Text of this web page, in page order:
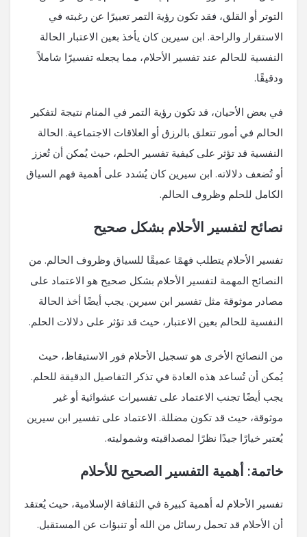
التوتر أو القلق، فقد تكون رؤية التمر تعبيرًا عن رغبته في
الاستقرار والراحة. ابن سيرين كان يأخذ بعين الاعتبار الحالة
النفسية للحالم عند تفسير الأحلام، مما يجعله تفسيرًا شاملاً
ودقيقًا.
في بعض الأحيان، قد تكون رؤية التمر في المنام نتيجة لتفكير
الحالم في أمور تتعلق بالرزق أو العلاقات الاجتماعية. الحالة
النفسية قد تؤثر على كيفية تفسير الحلم، حيث يُمكن أن تُعزز
أو تُضعف دلالاته. ابن سيرين كان يُشدد على أهمية فهم السياق
الكامل للحلم وظروف الحالم.
نصائح لتفسير الأحلام بشكل صحيح
تفسير الأحلام يتطلب فهمًا عميقًا للسياق وظروف الحالم. من
النصائح المهمة لتفسير الأحلام بشكل صحيح هو الاعتماد على
مصادر موثوقة مثل تفسير ابن سيرين. يجب أيضًا أخذ الحالة
النفسية للحالم بعين الاعتبار، حيث قد تؤثر على دلالات الحلم.
من النصائح الأخرى هو تسجيل الأحلام فور الاستيقاظ، حيث
يُمكن أن تُساعد هذه العادة في تذكر التفاصيل الدقيقة للحلم.
يجب أيضًا تجنب الاعتماد على تفسيرات عشوائية أو غير
موثوقة، حيث قد تكون مضللة. الاعتماد على تفسير ابن سيرين
يُعتبر خيارًا جيدًا نظرًا لمصداقيته وشموليته.
خاتمة: أهمية التفسير الصحيح للأحلام
تفسير الأحلام له أهمية كبيرة في الثقافة الإسلامية، حيث يُعتقد
أن الأحلام قد تحمل رسائل من الله أو تنبؤات عن المستقبل.